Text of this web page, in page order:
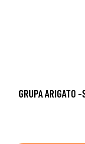
GRUPA ARIGATO